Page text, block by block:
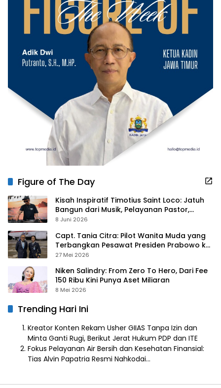
Figure of The Day
Kisah Inspiratif Timotius Saint Loco: Jatuh
Bangun dari Musik, Pelayanan Pastor,
hingga Gurita Bisnis Sambal Babon
8 Juni 2026
Capt. Tania Citra: Pilot Wanita Muda yang
Terbangkan Pesawat Presiden Prabowo ke
Prancis
27 Mei 2026
Niken Salindry: From Zero To Hero, Dari Fee
150 Ribu Kini Punya Aset Miliaran
8 Mei 2026
Trending Hari Ini
Kreator Konten Rekam Usher GIIAS Tanpa Izin dan
Minta Ganti Rugi, Berikut Jerat Hukum PDP dan ITE
Fokus Pelayanan Air Bersih dan Kesehatan Finansial:
Tias Alvin Papatria Resmi Nahkodai…